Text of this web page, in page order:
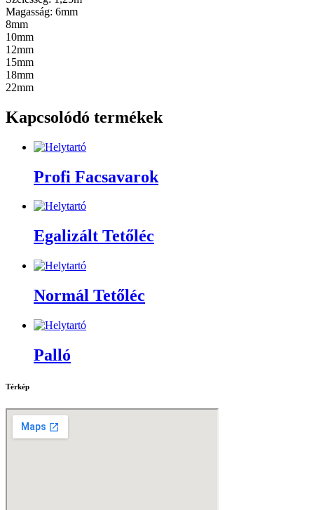
Magasság: 6mm
8mm
10mm
12mm
15mm
18mm
22mm
Kapcsolódó termékek
Profi Facsavarok
Egalizált Tetőléc
Normál Tetőléc
Palló
Térkép